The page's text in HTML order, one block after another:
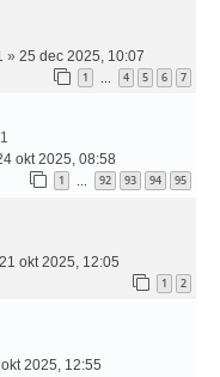
» 25 dec 2025, 10:07
1 … 4 5 6 7
okt 2025, 08:58
1 … 92 93 94 95
21 okt 2025, 12:05
1 2
okt 2025, 12:55